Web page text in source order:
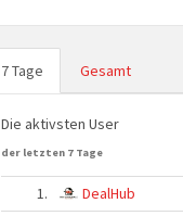
7 Tage Gesamt
Die aktivsten User
der letzten 7 Tage
1. DealHub